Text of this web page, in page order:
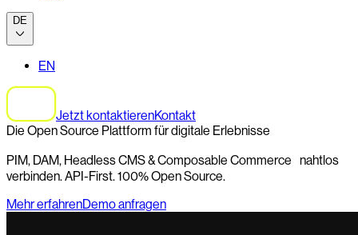
DE
EN
Jetzt kontaktierenKontakt
Die Open Source Plattform für digitale Erlebnisse
PIM, DAM, Headless CMS & Composable Commerce nahtlos
verbinden. API-First. 100% Open Source.
Mehr erfahrenDemo anfragen